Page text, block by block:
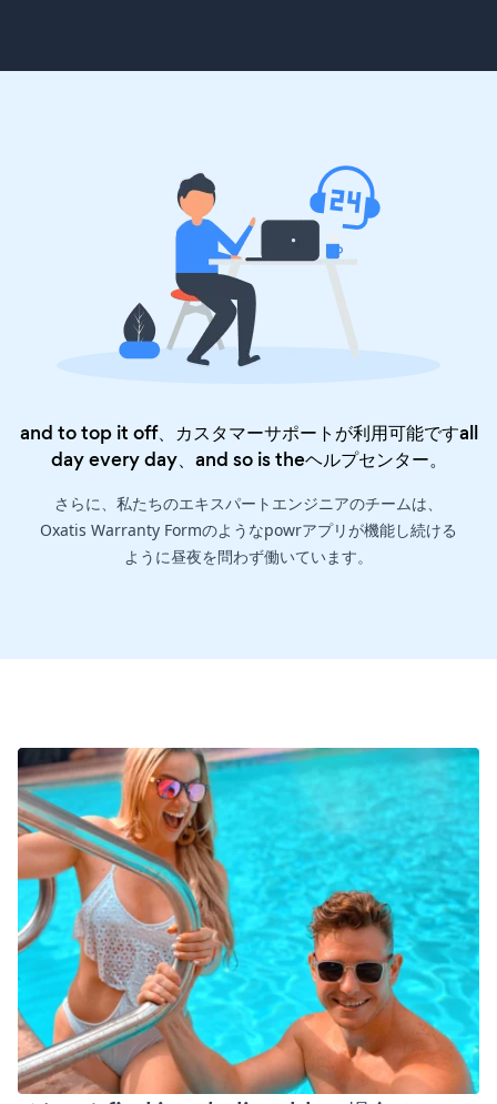
and to top it off、カスタマーサポートが利用可能ですall
day every day、and so is theヘルプセンター。
さらに、私たちのエキスパートエンジニアのチームは、
Oxatis Warranty Formのようなpowrアプリが機能し続ける
ように昼夜を問わず働いています。